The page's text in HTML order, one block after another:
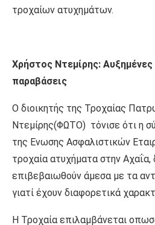
τροχαίων ατυχημάτων.
Χρήστος Ντεμίρης: Αυξημένες
παραβάσεις
Ο διοικητής της Τροχαίας
Ντεμίρης(ΦΩΤΟ) τόνισε ότι η
της Ενωσης Ασφαλιστικών
τροχαία ατυχήματα στην
επιβεβαιωθούν άμεσα με τα
γιατί έχουν διαφορετικά
Η Τροχαία επιλαμβάνεται